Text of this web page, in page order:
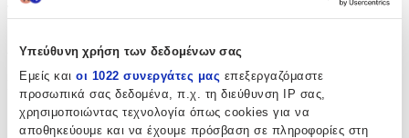
Υπεύθυνη χρήση των δεδομένων σας
Εμείς και οι 1022 συνεργάτες μας επεξεργαζόμαστε
προσωπικά σας δεδομένα, π.χ. τη διεύθυνση IP σας,
χρησιμοποιώντας τεχνολογία όπως cookies για να
αποθηκεύουμε και να έχουμε πρόσβαση σε πληροφορίες στη
προσωπική πινελιά στο στυλ τους.
Χαρακτηριστικά
Είδος:
Θερμοκολλητικά